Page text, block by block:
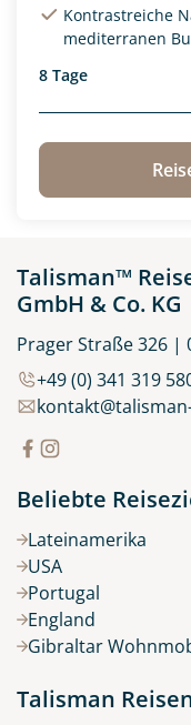
Radreisen(0)
Rundreisen
Städtereisen
Kontrastreiche
mediterranen
8 Tage
Talisman™
GmbH & Co. KG
Prager Straße 326 |
+49 (0) 341 319
Beliebte
Lateinamerika
USA
Portugal
England
Gibraltar
Talisman